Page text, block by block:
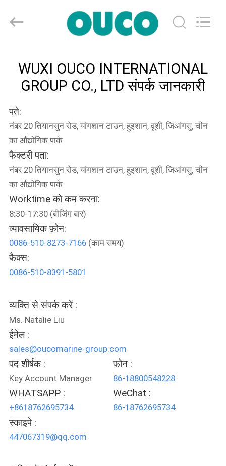
उत्पाद
वीडियो
वी.आर.
शो
हमारे
बारे
कारखाने
दौरा
गुणवत्ता
नियंत्रण
समाचार
मामले
GROUP
WUXI OUCO INTERNATIONAL
GROUP CO., LTD संपर्क जानकारी
पते:
नंबर 20 तियानसुन रोड, यांगशान टाउन, हुइशान, वूशी, जिआंगसु, चीन
का औद्योगिक पार्क
फैक्टरी पता:
नंबर 20 तियानसुन रोड, यांगशान टाउन, हुइशान, वूशी, जिआंगसु, चीन
का औद्योगिक पार्क
Worktime को कम करना:
8:30-17:30 (बीजिंग बार)
व्यावसायिक फ़ोन:
0086-510-8273-7166(काम समय)
फैक्स:
0086-510-8391-5801
व्यक्ति से संपर्क करें :
Ms. Natalie Liu
ईमेल :
sales@oucomarine-group.com
पद शीर्षक :
Key Account Manager
फोन :
86-18800548228
WHATSAPP :
+8618762695734
WeChat :
86-18762695734
स्काइपे :
447067319@qq.com